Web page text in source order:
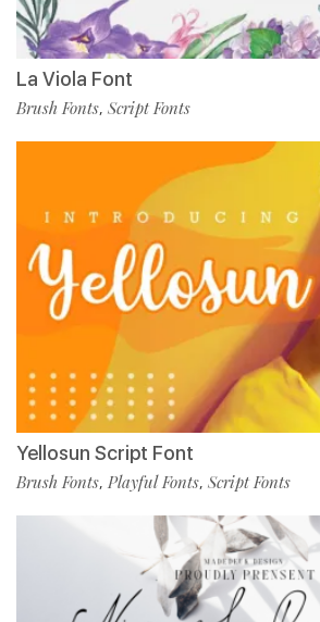
La Viola Font
Brush Fonts, Script Fonts
Yellosun Script Font
Brush Fonts, Playful Fonts, Script Fonts